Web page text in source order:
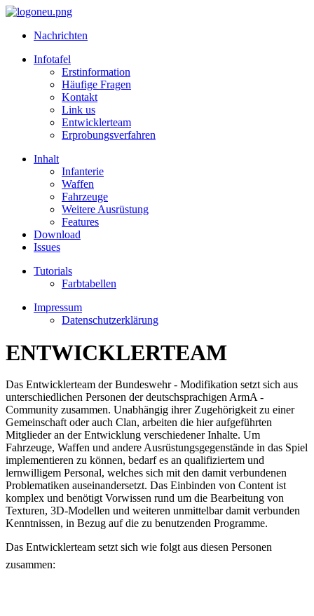
Nachrichten
Infotafel
Erstinformation
Häufige Fragen
Kontakt
Link us
Entwicklerteam
Erprobungsverfahren
Inhalt
Infanterie
Waffen
Fahrzeuge
Weitere Ausrüstung
Features
Download
Issues
Tutorials
Farbtabellen
Impressum
Datenschutzerklärung
ENTWICKLERTEAM
Das Entwicklerteam der Bundeswehr - Modifikation setzt sich aus
unterschiedlichen Personen der deutschsprachigen ArmA -
Community zusammen. Unabhängig ihrer Zugehörigkeit zu einer
Gemeinschaft oder auch Clan, arbeiten die hier aufgeführten
Mitglieder an der Entwicklung verschiedener Inhalte. Um
Fahrzeuge, Waffen und andere Ausrüstungsgegenstände in das Spiel
implementieren zu können, bedarf es an qualifiziertem und
lernwilligem Personal, welches sich mit den damit verbundenen
Problematiken auseinandersetzt. Das Einbinden von Content ist
komplex und benötigt Vorwissen rund um die Bearbeitung von
Texturen, 3D-Modellen und weiteren unmittelbar damit verbunden
Kenntnissen, in Bezug auf die zu benutzenden Programme.
Das Entwicklerteam setzt sich wie folgt aus diesen Personen
zusammen: